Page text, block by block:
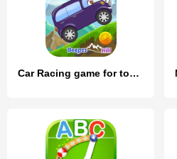
Car Racing game for toddlers